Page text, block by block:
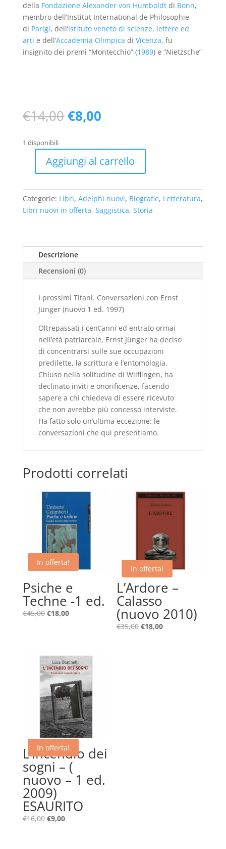
della Fondazione Alexander von Humboldtdi Bonn,
membro dell’Institut International de Philosophie
di Parigi, dell’Istituto veneto di scienze, lettere ed
arti e dell’Accademia Olimpica di Vicenza, fu
insignito dei premi “Montecchio” (1989) e “Nietzsche”
€14,00 Il
prezzo
era:
€14,00.
€8,00Il
è:
€8,00.
1 disponibili
Titani.
Conversazioni
con
(nuovo
quantità
Aggiungi al carrello
Categorie: Libri, Adelphi nuovi, Biografie, Letteratura,
Libri nuovi in offerta, Saggistica, Storia
Descrizione
Recensioni (0)
I prossimi Titani. Conversazioni con Ernst
Jünger (nuovo 1 ed. 1997)
Oltrepassati i cent’anni ed entrato ormai
nell’età patriarcale, Ernst Jünger ha deciso
di concentrarsi sulle sue occupazioni
predilette, la scrittura e l’entomologia.
Chiuso nella solitudine di Wilflingen, ha
declinato inviti e onorificenze, facendo
sapere a chi chiedeva di essere ricevuto
che non avrebbe più concesso interviste.
Ha fatto solo un’ultima eccezione: le
conversazioni che qui presentiamo.
Prodotti correlati
In offerta!
Psiche e
Techne -1 ed.
€45,00 Il
€45,00.
€18,00Il
€18,00.
In offerta!
L’Ardore –
Calasso
(nuovo 2010)
€35,00 Il
€18,00Il
In offerta!
L’incendio dei
sogni – (
nuovo – 1 ed.
2009)
ESAURITO
€16,00 Il
€9,00Il